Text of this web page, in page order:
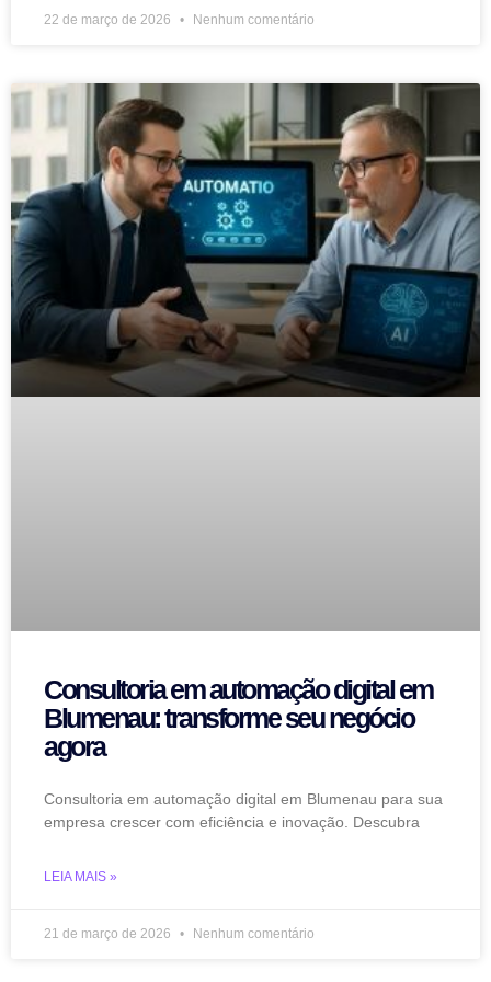
22 de março de 2026 Nenhum comentário
Consultoria em automação digital em
Blumenau: transforme seu negócio
agora
Consultoria em automação digital em Blumenau para sua
empresa crescer com eficiência e inovação. Descubra
LEIA MAIS »
21 de março de 2026 Nenhum comentário